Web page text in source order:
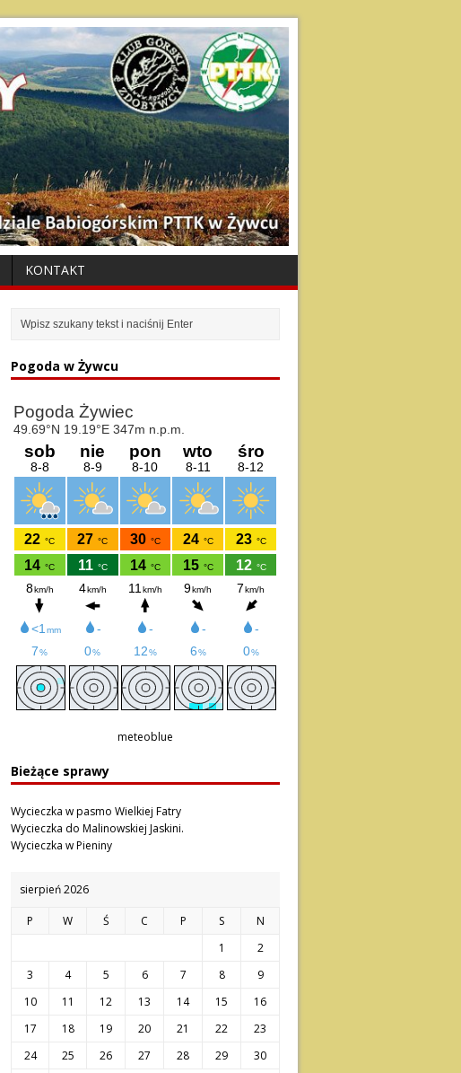
KONTAKT
Pogoda w Żywcu
meteoblue
Bieżące sprawy
Wycieczka w pasmo Wielkiej Fatry
Wycieczka do Malinowskiej Jaskini.
Wycieczka w Pieniny
sierpień 2026
P W Ś C P S
N
1
2
3
4 5 6 7 8
9
10
11 12 13 14 15
16
17
18 19 20 21 22
23
24
25 26 27 28 29
30